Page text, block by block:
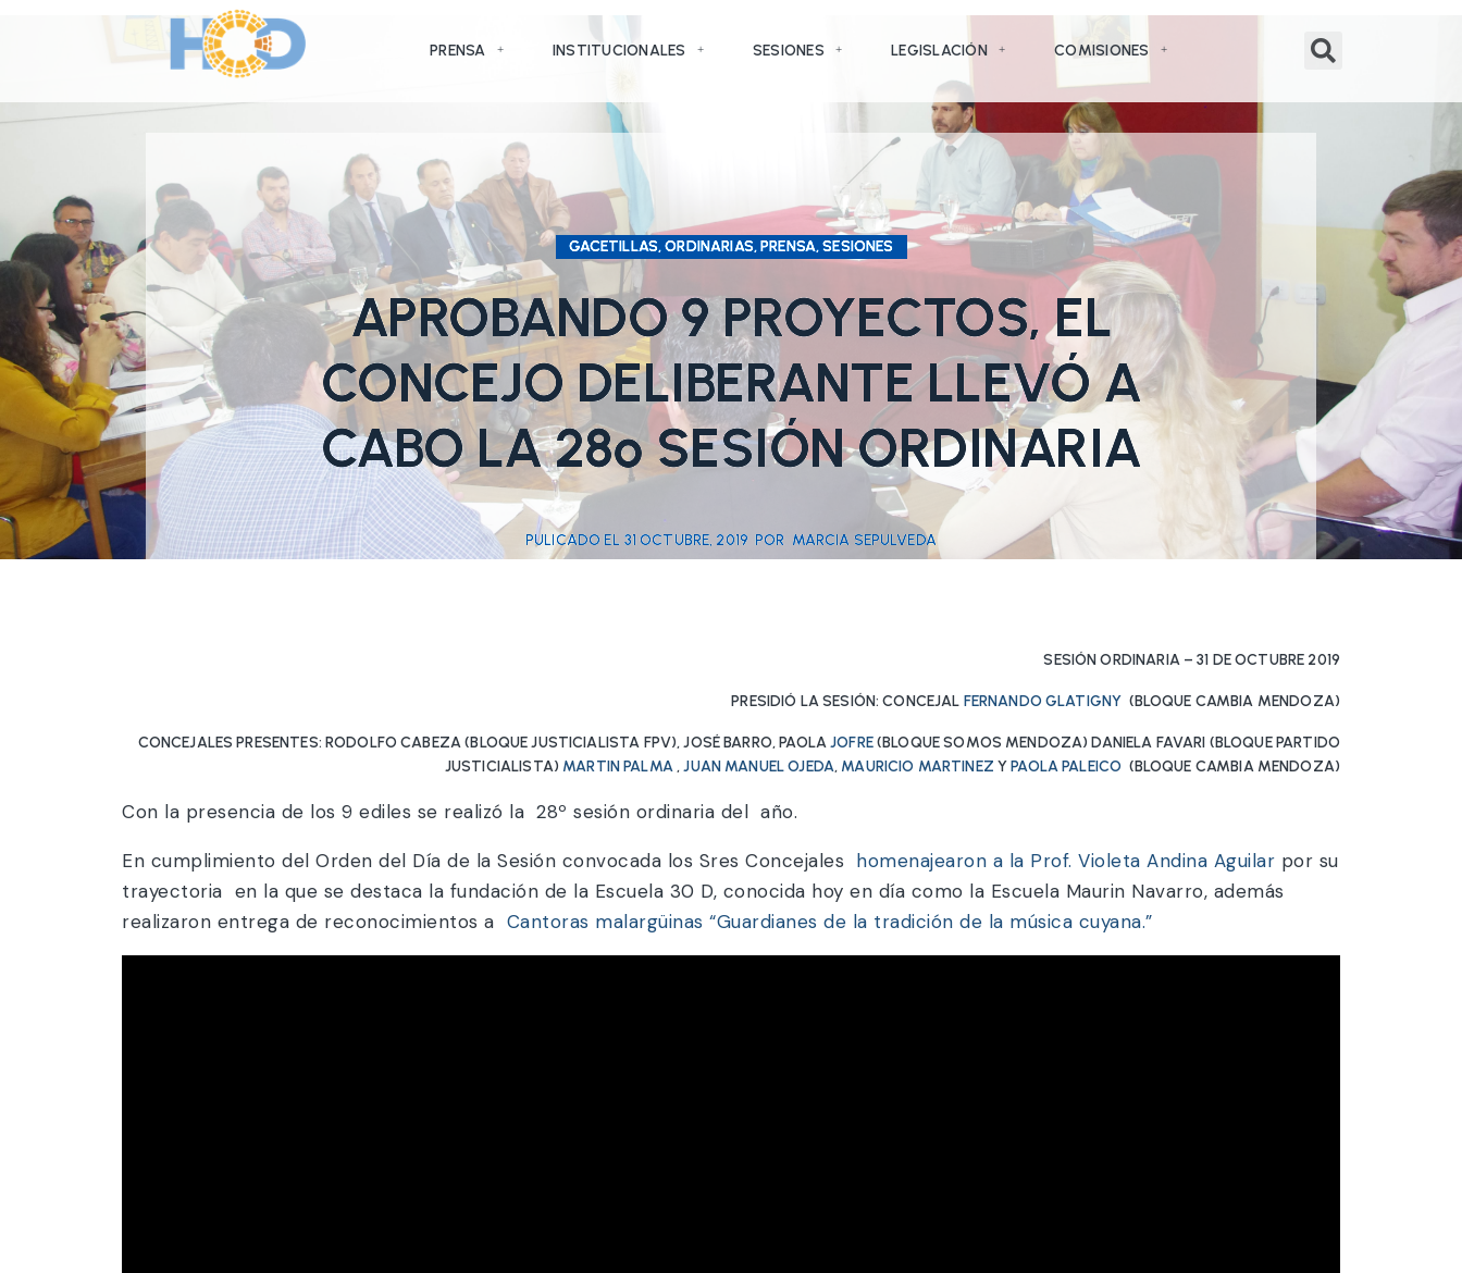
PRENSA INSTITUCIONALES SESIONES LEGISLACIÓN COMISIONES
GACETILLAS, ORDINARIAS, PRENSA, SESIONES
APROBANDO 9 PROYECTOS, EL
CONCEJO DELIBERANTE LLEVÓ A
CABO LA 28º SESIÓN ORDINARIA
PULICADO EL 31 OCTUBRE, 2019 POR MARCIA SEPULVEDA
SESIÓN ORDINARIA – 31 DE OCTUBRE 2019
PRESIDIÓ LA SESIÓN: CONCEJAL FERNANDO GLATIGNY (BLOQUE CAMBIA MENDOZA)
CONCEJALES PRESENTES: RODOLFO CABEZA (BLOQUE JUSTICIALISTA FPV), JOSÉ BARRO, PAOLAJOFRE(BLOQUE SOMOS MENDOZA) DANIELA FAVARI (BLOQUE PARTIDO
JUSTICIALISTA) MARTIN PALMA,JUAN MANUEL OJEDA, MAURICIO MARTINEZ YPAOLA PALEICO (BLOQUE CAMBIA MENDOZA)
Con la presencia de los 9 ediles se realizó la 28º sesión ordinaria del año.
En cumplimiento del Orden del Día de la Sesión convocada los Sres Concejales homenajearon a la Prof. Violeta Andina Aguilar por su
trayectoria en la que se destaca la fundación de la Escuela 30 D, conocida hoy en día como la Escuela Maurin Navarro, además
realizaron entrega de reconocimientos a Cantoras malargüinas “Guardianes de la tradición de la música cuyana.”